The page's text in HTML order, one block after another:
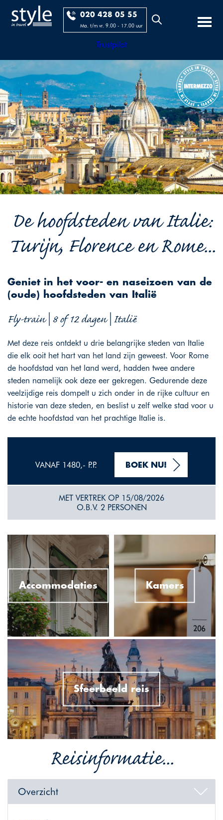
020 428 05 55
Ma. t/m vr. 9.00 - 17.00 uur
Trustpilot
De hoofdsteden van Italie:
Turijn, Florence en Rome...
Geniet in het voor- en naseizoen van de
(oude) hoofdsteden van Italië
Fly-train | 8 of 12 dagen | Italië
Met deze reis ontdekt u drie belangrijke steden van Italie
die elk ooit het hart van het land zijn geweest. Voor Rome
de hoofdstad van het land werd, hadden twee andere
steden namelijk ook deze eer gekregen. Gedurende deze
veelzijdige reis dompelt u zich onder in de rijke cultuur en
historie van deze steden, en beslist u zelf welke stad voor u
de echte hoofdstad van het prachtige Italie is.
VANAF 1480,- P.P. BOEK NU!
MET VERTREK OP 15/08/2026
O.B.V. 2 PERSONEN
Accommodaties Kamers
Sfeerbeeld reis
Reisinformatie...
Overzicht